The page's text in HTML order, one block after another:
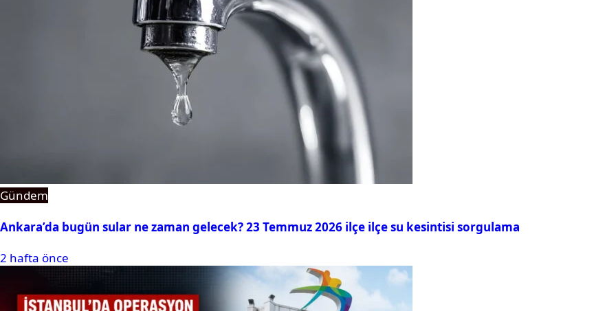
Gündem
Ankara’da bugün sular ne zaman gelecek? 23 Temmuz 2026 ilçe ilçe su kesintisi sorgulama
2 hafta önce